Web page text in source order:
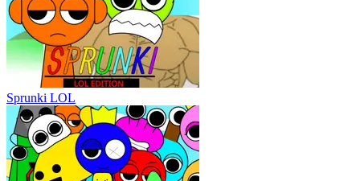
Sprunki LOL